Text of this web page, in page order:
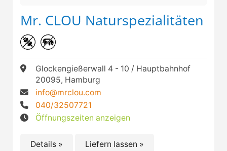
Mr. CLOU Naturspezialitäten
Glockengießerwall 4 - 10 / Hauptbahnhof
20095, Hamburg
info@mrclou.com
040/32507721
Öffnungszeiten anzeigen
Details » Liefern lassen »